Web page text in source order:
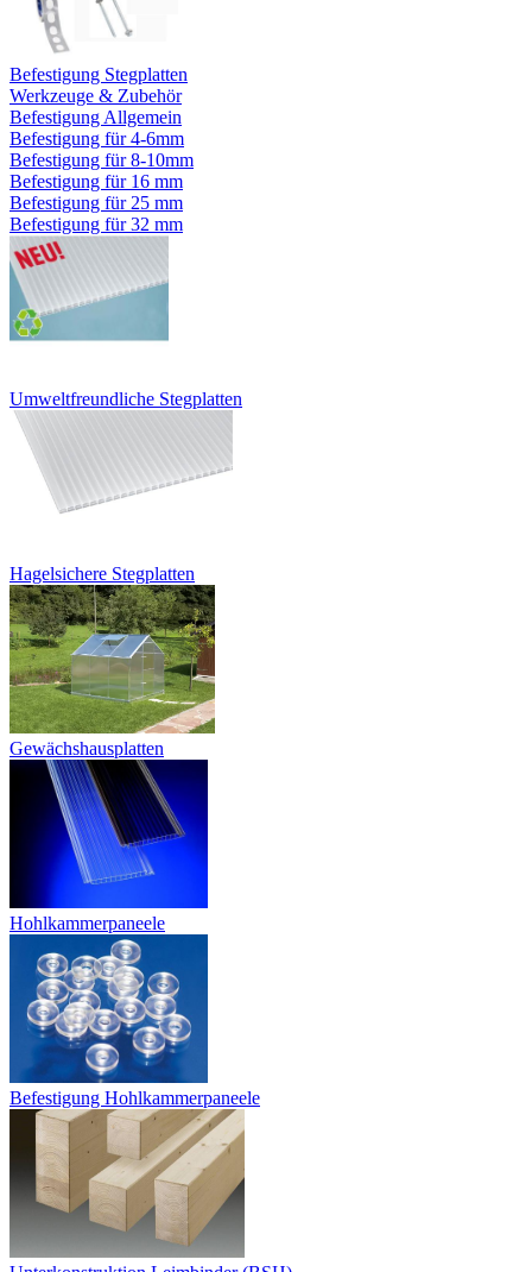
Befestigung Stegplatten
Werkzeuge & Zubehör
Befestigung Allgemein
Befestigung für 4-6mm
Befestigung für 8-10mm
Befestigung für 16 mm
Befestigung für 25 mm
Befestigung für 32 mm
Umweltfreundliche Stegplatten
Hagelsichere Stegplatten
Gewächshausplatten
Hohlkammerpaneele
Befestigung Hohlkammerpaneele